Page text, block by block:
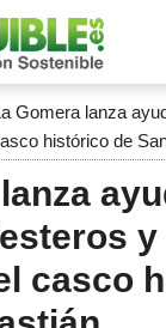
Gomera lanza
histórico de
y
casco